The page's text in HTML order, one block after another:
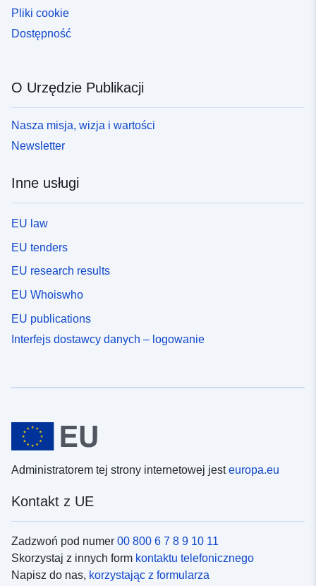
Pliki cookie
Dostępność
O Urzędzie Publikacji
Nasza misja, wizja i wartości
Newsletter
Inne usługi
EU law
EU tenders
EU research results
EU Whoiswho
EU publications
Interfejs dostawcy danych – logowanie
Administratorem tej strony internetowej jesteuropa.eu
Kontakt z UE
Zadzwoń pod numer 00 800 6 7 8 9 10 11
Skorzystaj z innych form kontaktu telefonicznego
Napisz do nas, korzystając z formularza